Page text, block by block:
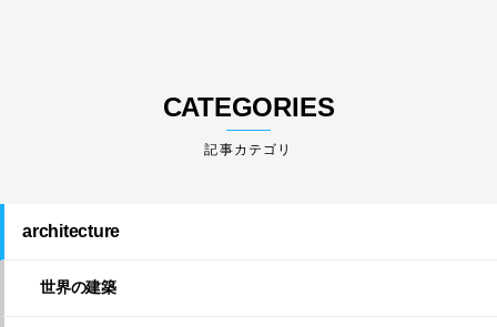
CATEGORIES
architecture
世界の建築